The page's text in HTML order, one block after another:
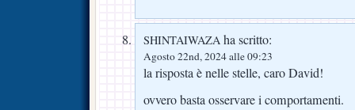
SHINTAIWAZA ha scritto:
Agosto 22nd, 2024 alle 09:23
la risposta è nelle stelle, caro David!
ovvero basta osservare i comportamenti.